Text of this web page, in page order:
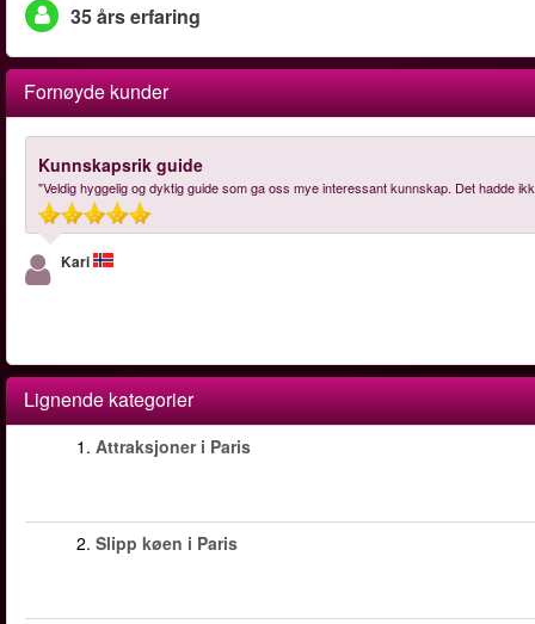
35 års erfaring
Fornøyde kunder
Kunnskapsrik guide
"Veldig hyggelig og dyktig guide som ga oss mye interessant kunnskap. Det hadde
Kari
Lignende kategorier
1. Attraksjoner i Paris
2. Slipp køen i Paris